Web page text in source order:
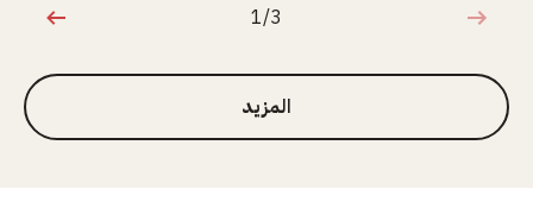
1 من 3
1/3
المزيد